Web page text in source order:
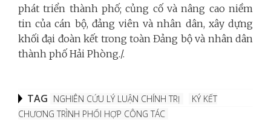
phát triển thành phố; củng cố và nâng cao niềm
tin của cán bộ, đảng viên và nhân dân, xây dựng
khối đại đoàn kết trong toàn Đảng bộ và nhân dân
thành phố Hải Phòng./.
TAG NGHIÊN CỨU LÝ LUẬN CHÍNH TRỊ
KÝ KẾT
CHƯƠNG TRÌNH PHỐI HỢP CÔNG TÁC